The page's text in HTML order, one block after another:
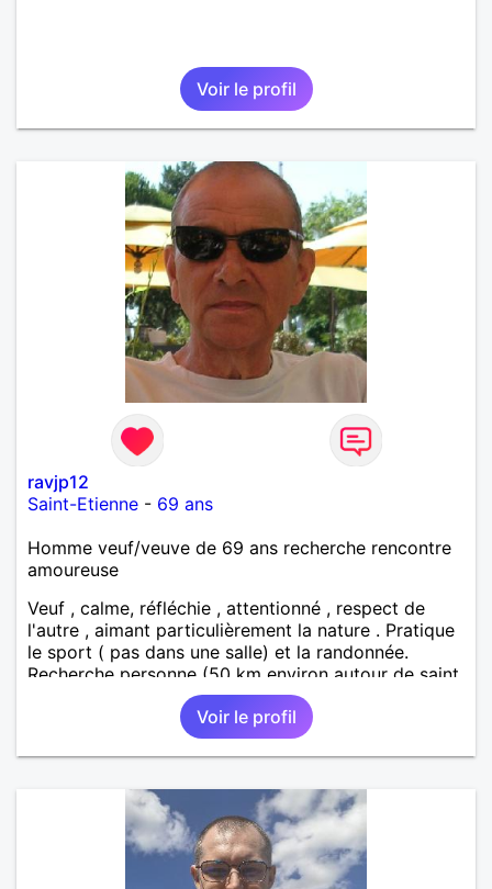
Voir le profil
ravjp12
Saint-Etienne - 69 ans
Homme veuf/veuve de 69 ans recherche rencontre
amoureuse
Veuf , calme, réfléchie , attentionné , respect de
l'autre , aimant particulièrement la nature . Pratique
le sport ( pas dans une salle) et la randonnée.
Recherche personne (50 km environ autour de saint
étienne) pour finir le reste de ma vie , sereinement ,
en parfaite harmonie et confiance.
Voir le profil